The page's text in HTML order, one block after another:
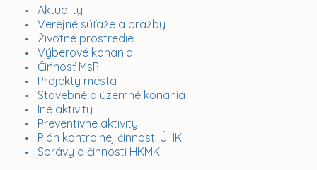
Aktuality
Verejné súťaže a dražby
Životné prostredie
Výberové konania
Činnosť MsP
Projekty mesta
Stavebné a územné konania
Iné aktivity
Preventívne aktivity
Plán kontrolnej činnosti ÚHK
Správy o činnosti HKMK